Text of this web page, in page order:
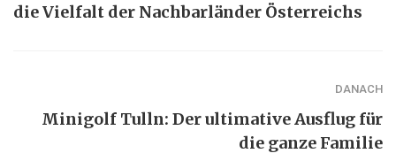
die Vielfalt der Nachbarländer Österreichs
DANACH
Minigolf Tulln: Der ultimative Ausflug für
die ganze Familie